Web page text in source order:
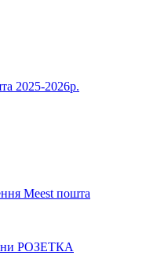
2025-2026р.
Meest пошта
РОЗЕТКА